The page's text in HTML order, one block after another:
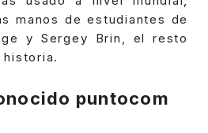
manos de estudiantes de
y Sergey Brin, el resto
puntocom